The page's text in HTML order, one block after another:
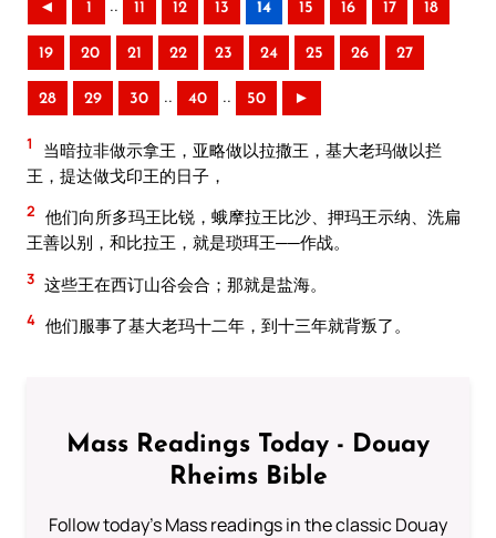
◄ 1 .. 11 12 13 14 15 16 17 18
19 20 21 22 23 24 25 26 27
28 29 30 .. 40 .. 50 ►
1
当暗拉非做示拿王，亚略做以拉撒王，基大老玛做以拦
王，提达做戈印王的日子，
2 他们向所多玛王比锐，蛾摩拉王比沙、押玛王示纳、洗扁
王善以别，和比拉王，就是琐珥王──作战。
3 这些王在西订山谷会合；那就是盐海。
4 他们服事了基大老玛十二年，到十三年就背叛了。
Mass Readings Today - Douay
Rheims Bible
Follow today's Mass readings in the classic Douay